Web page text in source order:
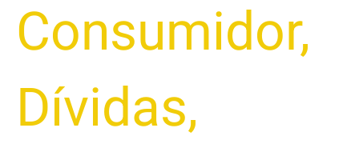
Consumidor,
Dívidas,